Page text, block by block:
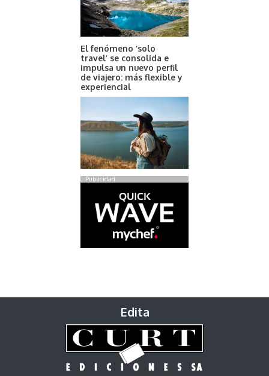
El fenómeno ‘solo
travel’ se consolida e
impulsa un nuevo perfil
de viajero: más flexible y
experiencial
Publicidad
Edita